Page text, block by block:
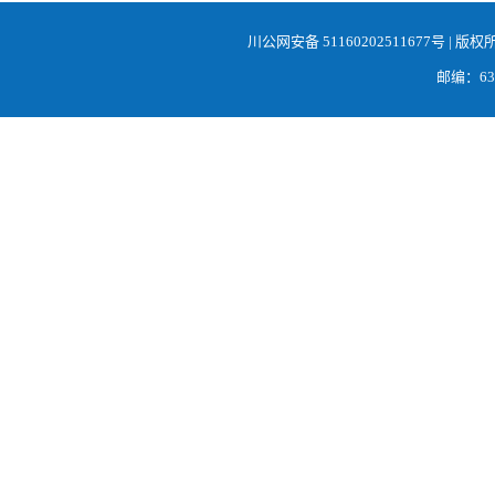
川公网安备 51160202511677号 | 版权
邮编：